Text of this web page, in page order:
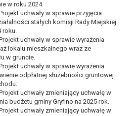
w roku 2024.
uchwały w sprawie przyjęcia
stałych komisji Rady Miejskiej
roku.
uchwały w sprawie wyrażenia
lokalu mieszkalnego wraz ze
w gruncie.
uchwały w sprawie wyrażenia
odpłatnej służebności gruntowej
uchwały zmieniający uchwałę w
budżetu gminy Gryfino na 2025 rok.
uchwały zmieniający uchwałę w
podstawie art. 21 RODO, wobec
danych osobowych, którego
prawną jest:
przetwarzania do
zadania realizowanego w
publicznym lub w ramach
władzy publicznej
administratorowi bądź
przetwarzania do celów
z prawnie
interesów